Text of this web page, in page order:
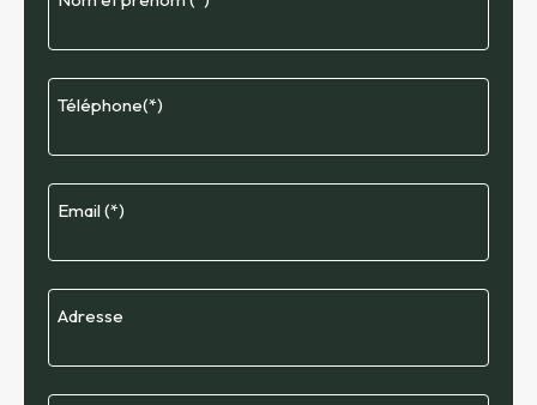
Téléphone(*)
Email (*)
Adresse